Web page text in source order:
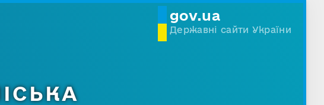
gov.ua
Державні сайти України